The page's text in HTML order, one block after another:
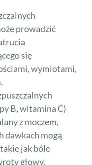
prowadzić
się
wymiotami,
B, witamina C)
z moczem,
dawkach mogą
jak bóle
głowy.